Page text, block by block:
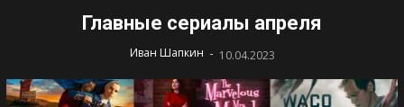
Главные сериалы апреля
Иван Шапкин - 10.04.2023